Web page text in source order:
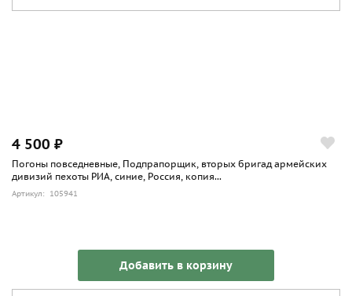
4 500 ₽
Погоны повседневные, Подпрапорщик, вторых бригад армейских
дивизий пехоты РИА, синие, Россия, копия...
Артикул: 105941
Добавить в корзину